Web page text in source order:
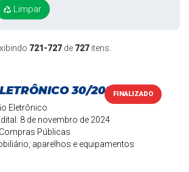
721-727 de 727 itens.
FINALIZADO
30/2024
Eletrônico
8 de novembro de 2024
Públicas
aparelhos e equipamentos
Limpar